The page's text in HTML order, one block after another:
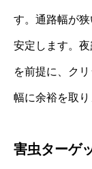
す。通路幅が
安定します。
を前提に、ク
幅に余裕を取り
害虫ターゲ